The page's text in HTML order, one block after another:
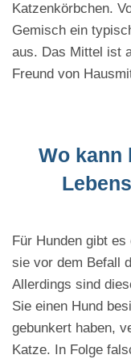
Katzenkörbchen.
Gemisch ein
aus. Das Mittel ist
Freund von
Wo kann
Für Hunden gibt
sie vor dem Befall
Allerdings sind
Sie einen Hund
gebunkert haben,
Katze. In Folge